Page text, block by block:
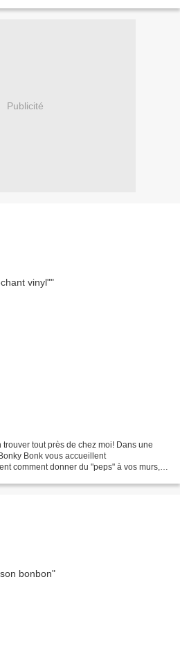
Publicité
tout près de chez moi! Dans une
Bonk vous accueillent
comment donner du "peps" à vos murs, à